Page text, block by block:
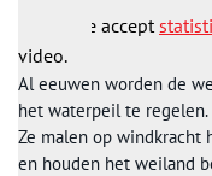
Please accept
video.
Al eeuwen worden de
het waterpeil te
Ze malen op windkracht
en houden het weiland